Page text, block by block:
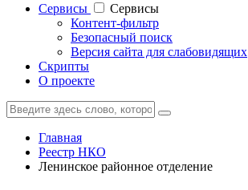
Cервисы
Cервисы
Контент-фильтр
Безопасный поиск
Версия сайта для слабовидящих
Скрипты
О проекте
Главная
Реестр НКО
Ленинское районное отделение